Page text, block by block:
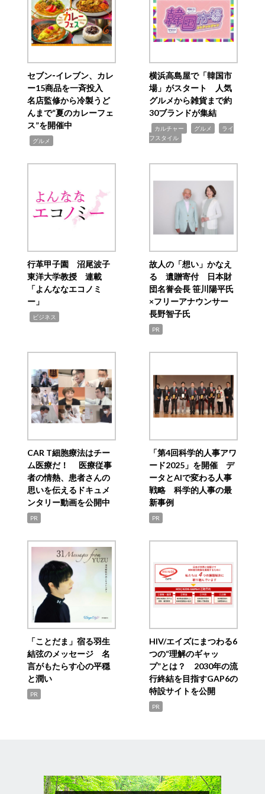
セブン‐イレブン、カレ
ー15商品を一斉投入
名店監修から冷製うど
んまで“夏のカレーフェ
ス”を開催中
グルメ
横浜高島屋で「韓国市
場」がスタート 人気
グルメから雑貨まで約
30ブランドが集結
カルチャー グルメ
ライ
フスタイル
行革甲子園 沼尾波子
東洋大学教授 連載
「よんななエコノミ
ー」
ビジネス
故人の「想い」かなえ
る 遺贈寄付 日本財
団名誉会長 笹川陽平氏
×フリーアナウンサー
長野智子氏
PR
CAR T細胞療法はチー
ム医療だ！ 医療従事
者の情熱、患者さんの
思いを伝えるドキュメ
ンタリー動画を公開中
PR
「第4回科学的人事アワ
ード2025」を開催 デ
ータとAIで変わる人事
戦略 科学的人事の最
新事例
PR
「ことだま」宿る羽生
結弦のメッセージ 名
言がもたらす心の平穏
と潤い
PR
HIV/エイズにまつわる6
つの“理解のギャッ
プ”とは？ 2030年の流
行終結を目指すGAP6の
特設サイトを公開
PR